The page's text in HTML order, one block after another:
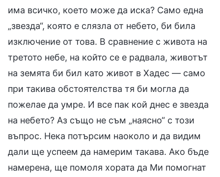
има всичко, което може да иска? Само една
„звезда“, която е слязла от небето, би била
изключение от това. В сравнение с живота на
третото небе, на който се е радвала, животът
на земята би бил като живот в Хадес — само
при такива обстоятелства тя би могла да
пожелае да умре. И все пак кой днес е звезда
на небето? Аз също не съм „наясно“ с този
въпрос. Нека потърсим наоколо и да видим
дали ще успеем да намерим такава. Ако бъде
намерена, ще помоля хората да Ми помогнат